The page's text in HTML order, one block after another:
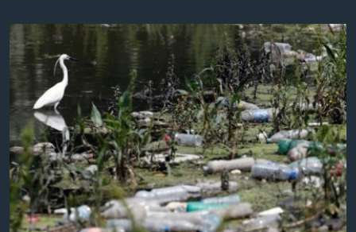
ອິດສະຫຼະພາບດ້ານການຂ່າວ
ຊີວິດຊາວລາວ
ຊຸມຊົນຊາວລາວ
ວິທະຍາສາດ-ເທັກໂນໂລຈີ
ທຸລະກິດ
ພາສາອັງກິດ
ວີດີໂອ